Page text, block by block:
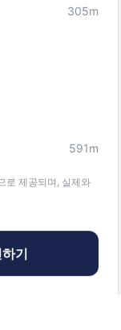
305m
591m
로 제공되며, 실제와
기